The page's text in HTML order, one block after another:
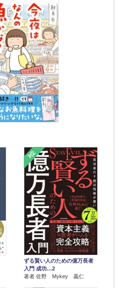
3位
ずる賢い人のための億万長者
入門 成功…2
著者 佐野 Mykey 義仁